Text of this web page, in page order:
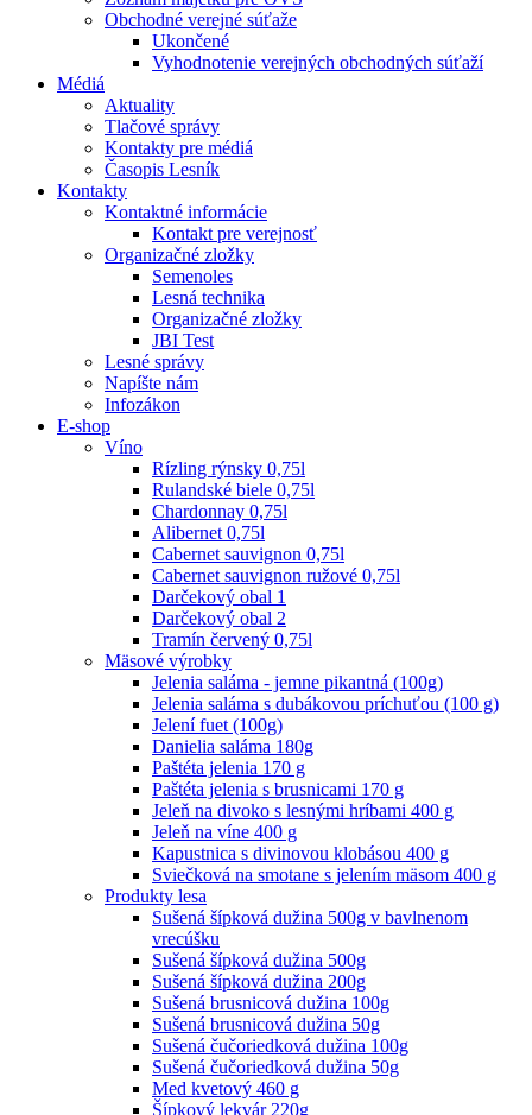
Obchodné verejné súťaže
Ukončené
Vyhodnotenie verejných obchodných súťaží
Médiá
Aktuality
Tlačové správy
Kontakty pre médiá
Časopis Lesník
Kontakty
Kontaktné informácie
Kontakt pre verejnosť
Organizačné zložky
Semenoles
Lesná technika
Organizačné zložky
JBI Test
Lesné správy
Napíšte nám
Infozákon
E-shop
Víno
Rízling rýnsky 0,75l
Rulandské biele 0,75l
Chardonnay 0,75l
Alibernet 0,75l
Cabernet sauvignon 0,75l
Cabernet sauvignon ružové 0,75l
Darčekový obal 1
Darčekový obal 2
Tramín červený 0,75l
Mäsové výrobky
Jelenia saláma - jemne pikantná (100g)
Jelenia saláma s dubákovou príchuťou (100 g)
Jelení fuet (100g)
Danielia saláma 180g
Paštéta jelenia 170 g
Paštéta jelenia s brusnicami 170 g
Jeleň na divoko s lesnými hríbami 400 g
Jeleň na víne 400 g
Kapustnica s divinovou klobásou 400 g
Sviečková na smotane s jelením mäsom 400 g
Produkty lesa
Sušená šípková dužina 500g v bavlnenom
vrecúšku
Sušená šípková dužina 500g
Sušená šípková dužina 200g
Sušená brusnicová dužina 100g
Sušená brusnicová dužina 50g
Sušená čučoriedková dužina 100g
Sušená čučoriedková dužina 50g
Med kvetový 460 g
Šípkový lekvár 220g